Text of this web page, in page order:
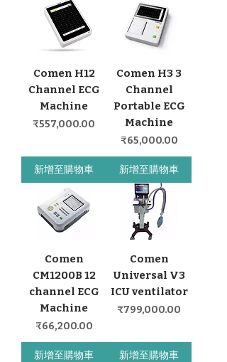
Comen H12
Channel ECG
Machine
價格
₹557,000.00
新增至購物車
Comen H3 3
Channel
Portable ECG
Machine
價格
₹65,000.00
新增至購物車
Comen
CM1200B 12
channel ECG
Machine
價格
₹66,200.00
新增至購物車
Comen
Universal V3
ICU ventilator
價格
₹799,000.00
新增至購物車